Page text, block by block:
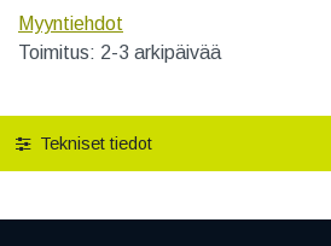
Myyntiehdot
Toimitus: 2-3 arkipäivää
Tekniset tiedot